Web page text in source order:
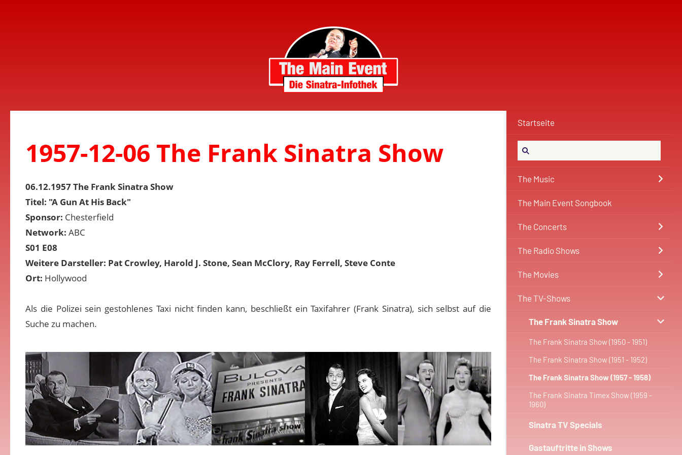
Startseite
The Music
The Main Event Songbook
The Concerts
The Radio Shows
The Movies
The TV-Shows
The Frank Sinatra Show
The Frank Sinatra Show (1950 - 1951)
The Frank Sinatra Show (1951 - 1952)
The Frank Sinatra Show (1957 - 1958)
The Frank Sinatra Timex Show (1959 -
1960)
Sinatra TV Specials
Gastauftritte in Shows
1957-12-06 The Frank Sinatra Show
06.12.1957 The Frank Sinatra Show
Titel: "A Gun At His Back"
Sponsor: Chesterfield
Network: ABC
S01 E08
Weitere Darsteller: Pat Crowley, Harold J. Stone, Sean McClory, Ray Ferrell, Steve Conte
Ort: Hollywood
Als die Polizei sein gestohlenes Taxi nicht finden kann, beschließt ein Taxifahrer (Frank Sinatra), sich selbst auf die
Suche zu machen.